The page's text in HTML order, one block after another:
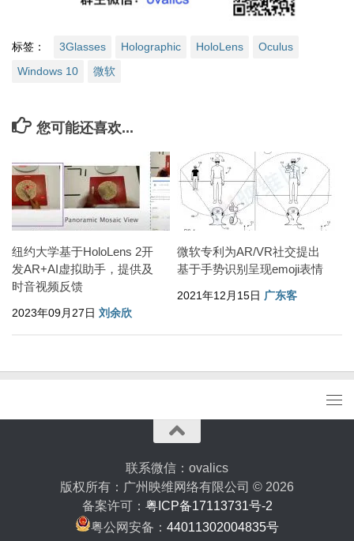
标签： 3Glasses Holographic HoloLens
Oculus
Windows 10
微软
您可能还喜欢...
纽约大学基于HoloLens 2开
发AR+AI虚拟助手，提供及
时音视频反馈
2023年09月27日 刘余欣
微软专利为AR/VR社交提出
基于手势识别呈现emoji表情
2021年12月15日 广东客
联系微信：ovalics
版权所有：广州映维网络有限公司 © 2026
备案许可： 粤ICP备17113731号-2
粤公网安备： 44011302004835号